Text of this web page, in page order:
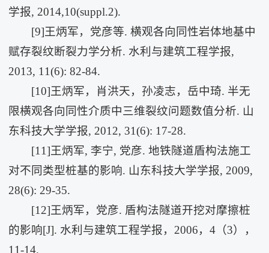
学报, 2014,10(suppl.2).
[9]王炳军，党彦等. 横观各向同性岩体地基中
赋存裂纹断裂力学分析. 水利与建筑工程学报,
2013, 11(6): 82-84.
[10]王炳军，肖洪天，孙凌志，岳中琦. 半无
限横观各向同性介质中三维裂纹问题数值分析. 山
东科技大学学报, 2012, 31(6): 17-28.
[11]王炳军, 李宁, 党彦. 地铁隧道盾构法施工
对不同类型桩基的影响. 山东科技大学学报, 2009,
28(6): 29-35.
[12]王炳军，党彦. 盾构法隧道开挖对摩擦桩
的影响[J]. 水利与建筑工程学报，2006，4（3），
11-14.